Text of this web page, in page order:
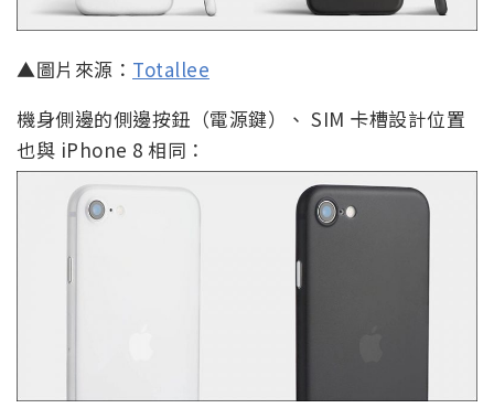
▲圖片來源： Totallee
機身側邊的側邊按鈕（電源鍵）、 SIM 卡槽設計位置
也與 iPhone 8 相同：